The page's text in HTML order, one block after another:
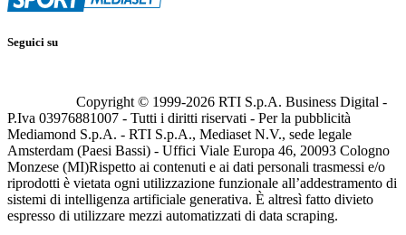
Seguici su
Copyright © 1999-2026 RTI S.p.A. Business Digital -
P.Iva 03976881007 - Tutti i diritti riservati - Per la pubblicità
Mediamond S.p.A. - RTI S.p.A., Mediaset N.V., sede legale
Amsterdam (Paesi Bassi) - Uffici Viale Europa 46, 20093 Cologno
Monzese (MI)Rispetto ai contenuti e ai dati personali trasmessi e/o
riprodotti è vietata ogni utilizzazione funzionale all’addestramento di
sistemi di intelligenza artificiale generativa. È altresì fatto divieto
espresso di utilizzare mezzi automatizzati di data scraping.